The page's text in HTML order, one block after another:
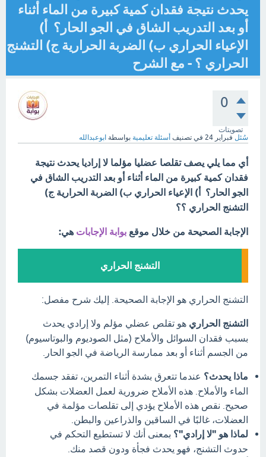
يحدث نتيجة فقدان كمية كبيرة من الماء أثناء
أو بعد التدريب الشاق في الجو الحار؟ أ)
الإعياء الحراري ب) الضربة الحرارية ج) التشنج
الحراري ؟ - مع الشرح
0
تصويتات
سُئل فبراير 24 في تصنيف أسئلة تعليمية بواسطة ابوعبدالله
أي مما يلي يصف تقلصا عضليا مؤلما لا إراديا يحدث نتيجة
فقدان كمية كبيرة من الماء أثناء أو بعد التدريب الشاق في
الجو الحار؟ أ) الإعياء الحراري ب) الضربة الحرارية ج)
التشنج الحراري ؟؟
الإجابة الصحيحة من خلال موقع بوابة الإجابات هي:
التشنج الحراري
التشنج الحراري هو الإجابة الصحيحة. إليك شرح مفصل:
التشنج الحراري هو تقلص عضلي مؤلم ولا إرادي يحدث
بسبب فقدان السوائل والأملاح (مثل الصوديوم والبوتاسيوم)
من الجسم أثناء أو بعد ممارسة الرياضة في الجو الحار.
ماذا يحدث؟ عندما تتعرق بشدة أثناء التمرين، تفقد جسمك
الماء والأملاح. هذه الأملاح ضرورية لعمل العضلات بشكل
صحيح. نقص هذه الأملاح يؤدي إلى تقلصات مؤلمة في
العضلات، غالبًا في الساقين والذراعين والبطن.
لماذا هو "لا إرادي"؟ بمعنى أنك لا تستطيع التحكم في
حدوث التشنج، فهو يحدث فجأة ودون قصد منك.